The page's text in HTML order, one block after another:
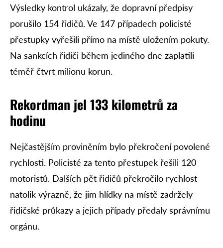
Výsledky kontrol ukázaly, že dopravní předpisy
porušilo 154 řidičů. Ve 147 případech policisté
přestupky vyřešili přímo na místě uložením pokuty.
Na sankcích řidiči během jediného dne zaplatili
téměř čtvrt milionu korun.
Rekordman jel 133 kilometrů za
hodinu
Nejčastějším proviněním bylo překročení povolené
rychlosti. Policisté za tento přestupek řešili 120
motoristů. Dalších pět řidičů překročilo rychlost
natolik výrazně, že jim hlídky na místě zadržely
řidičské průkazy a jejich případy předaly správnímu
orgánu.